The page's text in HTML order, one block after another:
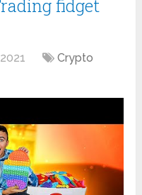
fidget
Crypto